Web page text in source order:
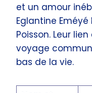
et un amour
Eglantine Eméyé
Poisson. Leur
voyage
bas de la vie.